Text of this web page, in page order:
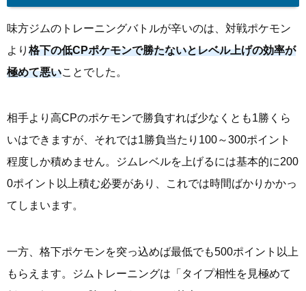
味方ジムのトレーニングバトルが辛いのは、対戦ポケモン
より 格下の低CPポケモンで勝たないとレベル上げの効率が
極めて悪いことでした。
相手より高CPのポケモンで勝負すれば少なくとも1勝くら
いはできますが、それでは1勝負当たり100～300ポイント
程度しか積めません。ジムレベルを上げるには基本的に200
0ポイント以上積む必要があり、これでは時間ばかりかかっ
てしまいます。
一方、格下ポケモンを突っ込めば最低でも500ポイント以上
もらえます。ジムトレーニングは「タイプ相性を見極めて